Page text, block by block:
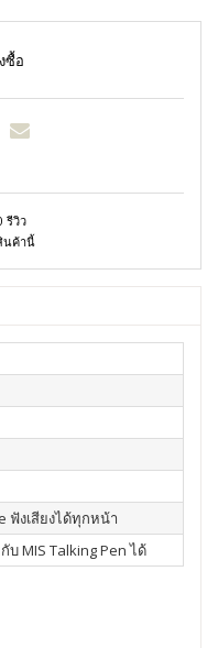
ซื้อ
รีวิว
นค้านี้
ฟังเสียงได้ทุกหน้า
บ MIS Talking Pen ได้